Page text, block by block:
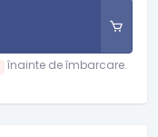
înainte de îmbarcare.